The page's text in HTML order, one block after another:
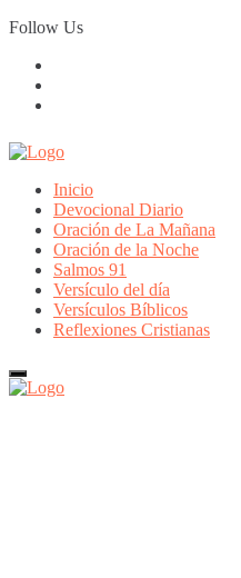
Skip
to
Follow Us
Inicio
Devocional Diario
Oración de La Mañana
Oración de la Noche
Salmos 91
Versículo del día
Versículos Bíblicos
Reflexiones Cristianas